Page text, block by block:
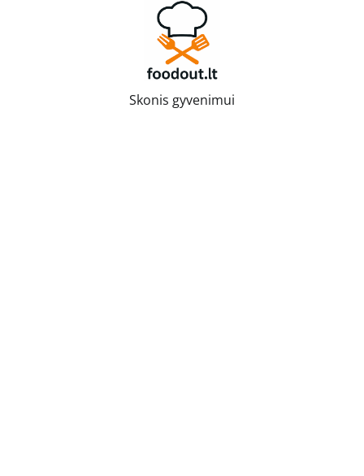
Skonis gyvenimui